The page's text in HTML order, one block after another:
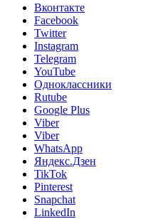
Вконтакте
Facebook
Twitter
Instagram
Telegram
YouTube
Одноклассники
Rutube
Google Plus
Viber
Viber
WhatsApp
Яндекс.Дзен
TikTok
Pinterest
Snapchat
LinkedIn